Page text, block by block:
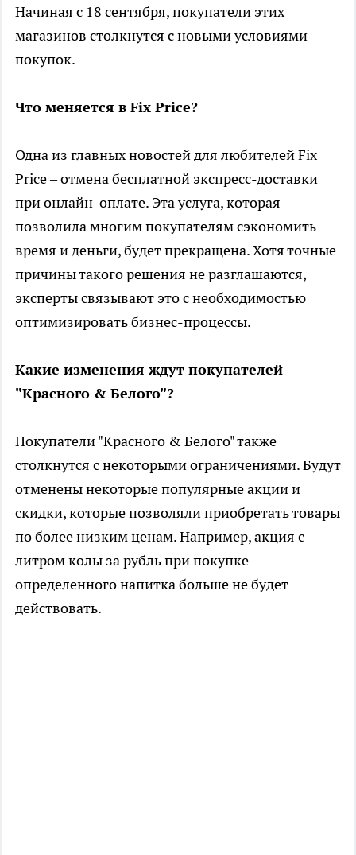
Начиная с 18 сентября, покупатели этих
магазинов столкнутся с новыми условиями
покупок.
Что меняется в Fix Price?
Одна из главных новостей для любителей Fix
Price – отмена бесплатной экспресс-доставки
при онлайн-оплате. Эта услуга, которая
позволила многим покупателям сэкономить
время и деньги, будет прекращена. Хотя точные
причины такого решения не разглашаются,
эксперты связывают это с необходимостью
оптимизировать бизнес-процессы.
Какие изменения ждут покупателей
"Красного & Белого"?
Покупатели "Красного & Белого" также
столкнутся с некоторыми ограничениями. Будут
отменены некоторые популярные акции и
скидки, которые позволяли приобретать товары
по более низким ценам. Например, акция с
литром колы за рубль при покупке
определенного напитка больше не будет
действовать.